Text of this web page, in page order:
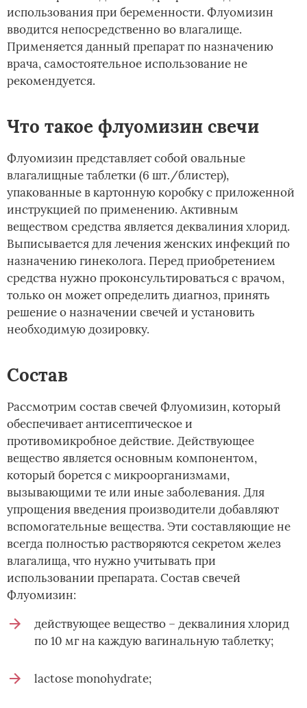
использования при беременности. Флуомизин
вводится непосредственно во влагалище.
Применяется данный препарат по назначению
врача, самостоятельное использование не
рекомендуется.
Что такое флуомизин свечи
Флуомизин представляет собой овальные
влагалищные таблетки (6 шт./блистер),
упакованные в картонную коробку с приложенной
инструкцией по применению. Активным
веществом средства является деквалиния хлорид.
Выписывается для лечения женских инфекций по
назначению гинеколога. Перед приобретением
средства нужно проконсультироваться с врачом,
только он может определить диагноз, принять
решение о назначении свечей и установить
необходимую дозировку.
Состав
Рассмотрим состав свечей Флуомизин, который
обеспечивает антисептическое и
противомикробное действие. Действующее
вещество является основным компонентом,
который борется с микроорганизмами,
вызывающими те или иные заболевания. Для
упрощения введения производители добавляют
вспомогательные вещества. Эти составляющие не
всегда полностью растворяются секретом желез
влагалища, что нужно учитывать при
использовании препарата. Состав свечей
Флуомизин:
действующее вещество – деквалиния хлорид
по 10 мг на каждую вагинальную таблетку;
lactose monohydrate;